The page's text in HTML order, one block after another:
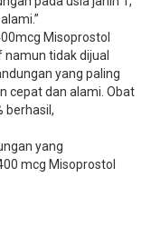
Misoprostol
tidak dijual
yang paling
cepat dan alami. Obat
berhasil,
yang
mcg Misoprostol